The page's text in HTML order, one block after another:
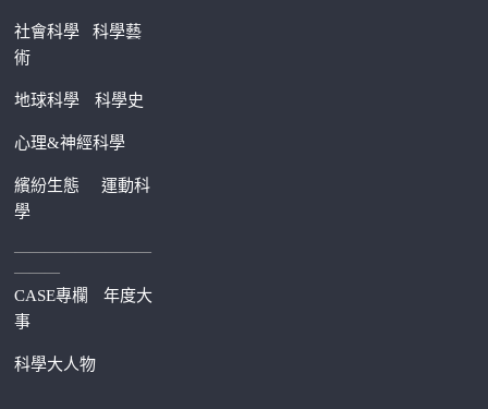
社會科學科學藝
術
地球科學 科學史
心理&神經科學
繽紛生態運動科
學
—————————
———
CASE專欄
年度大
事
科學大人物